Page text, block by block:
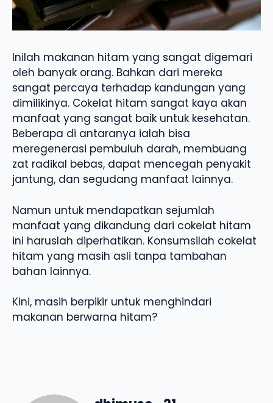
Inilah makanan hitam yang sangat digemari
oleh banyak orang. Bahkan dari mereka
sangat percaya terhadap kandungan yang
dimilikinya. Cokelat hitam sangat kaya akan
manfaat yang sangat baik untuk kesehatan.
Beberapa di antaranya ialah bisa
meregenerasi pembuluh darah, membuang
zat radikal bebas, dapat mencegah penyakit
jantung, dan segudang manfaat lainnya.
Namun untuk mendapatkan sejumlah
manfaat yang dikandung dari cokelat hitam
ini haruslah diperhatikan. Konsumsilah cokelat
hitam yang masih asli tanpa tambahan
bahan lainnya.
Kini, masih berpikir untuk menghindari
makanan berwarna hitam?